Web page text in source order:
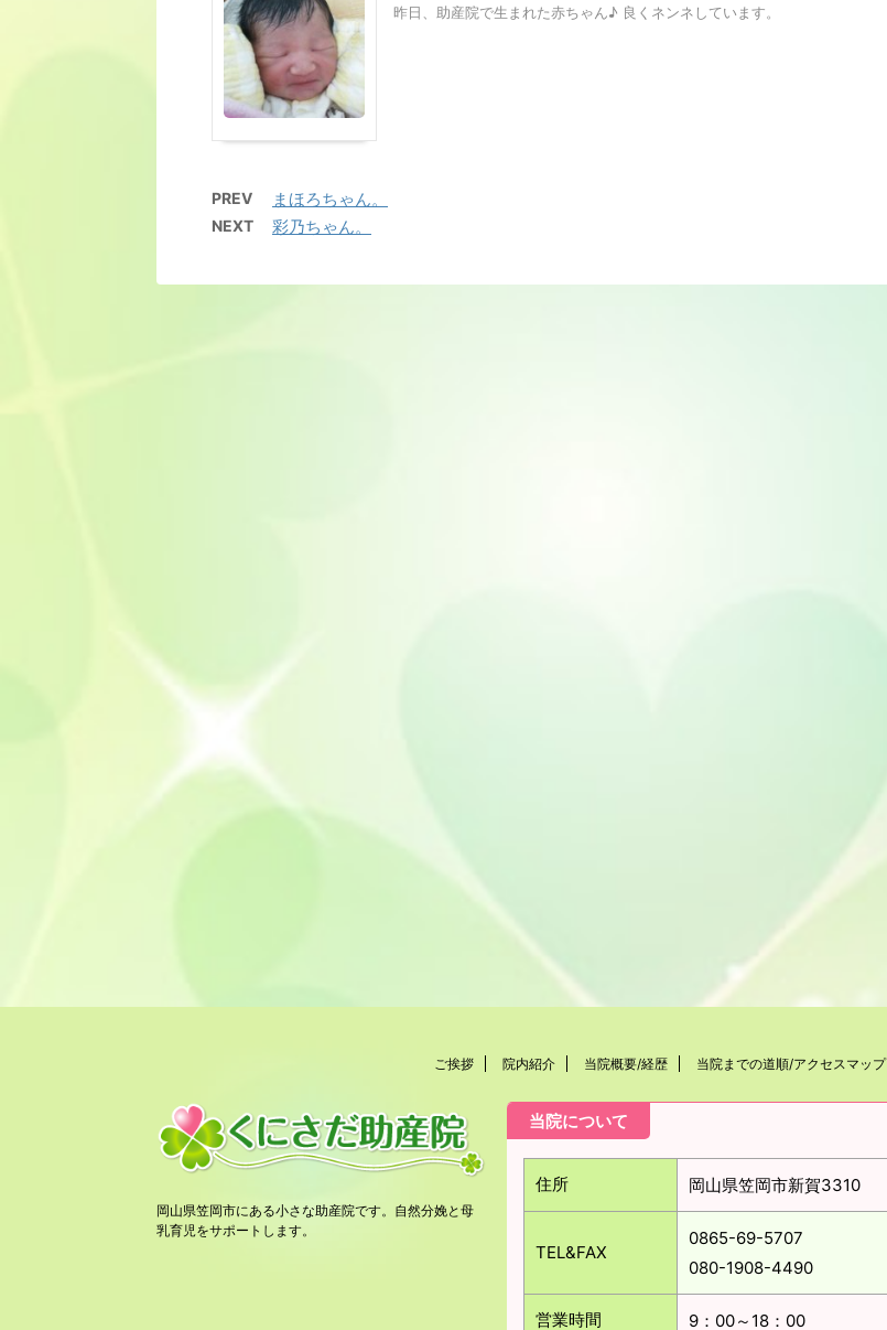
昨日、助産院で生まれた赤ちゃん♪ 良くネンネしています。
PREV まほろちゃん。
NEXT 彩乃ちゃん。
ご挨拶 院内紹介 当院概要/経歴 当院までの道順/アクセスマップ
当院について
住所 岡山県笠岡市新賀3310
TEL&FAX
0865-69-5707
080-1908-4490
営業時間 9：00～18：00
岡山県笠岡市にある小さな助産院です。自然分娩と母
乳育児をサポートします。